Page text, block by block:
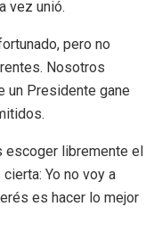
vez unió.
pero no
Nosotros
un Presidente gane
escoger libremente el
Yo no voy a
es hacer lo mejor